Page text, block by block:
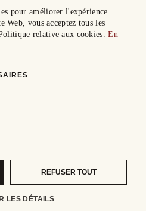
pour améliorer l'expérience
vous acceptez tous les
relative aux cookies.En
REFUSER TOUT
LES DÉTAILS